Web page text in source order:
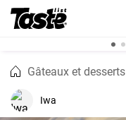
Gâteaux et desserts
Iwa